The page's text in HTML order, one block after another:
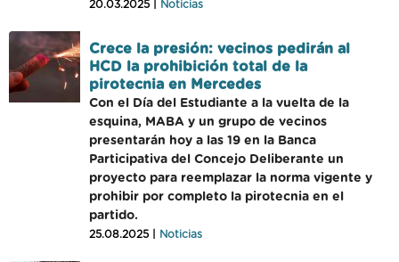
20.03.2025 | Noticias
Crece la presión: vecinos pedirán al
HCD la prohibición total de la
pirotecnia en Mercedes
Con el Día del Estudiante a la vuelta de la
esquina, MABA y un grupo de vecinos
presentarán hoy a las 19 en la Banca
Participativa del Concejo Deliberante un
proyecto para reemplazar la norma vigente y
prohibir por completo la pirotecnia en el
partido.
25.08.2025 | Noticias